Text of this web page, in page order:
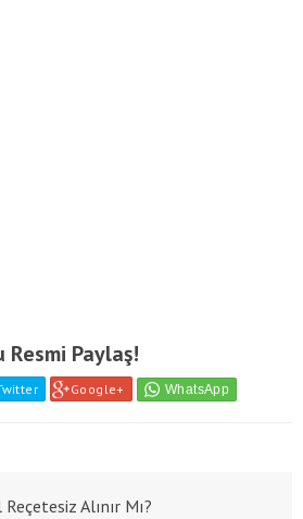
Resmi Paylaş!
Google+
Alınır Mı?